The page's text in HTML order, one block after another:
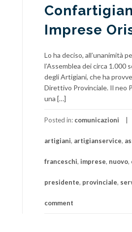
Imprese
Lo ha deciso, all’unanimità
l’Assemblea dei circa 1.000
degli Artigiani, che ha
Direttivo Provinciale. Il neo
una […]
Posted in: comunicazioni
artigiani, artigianservice,
franceschi, imprese, nuovo,
presidente, provinciale,
comment